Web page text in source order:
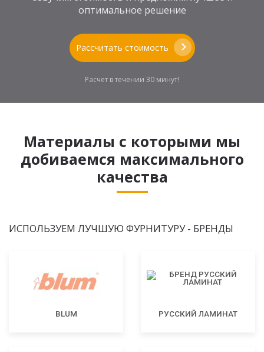
оптимальное решение
Рассчитать стоимость
Расчет в течении 30 минут!
Материалы с которыми мы
добиваемся максимального
качества
ИСПОЛЬЗУЕМ ЛУЧШУЮ ФУРНИТУРУ - БРЕНДЫ
BLUM РУССКИЙ ЛАМИНАТ